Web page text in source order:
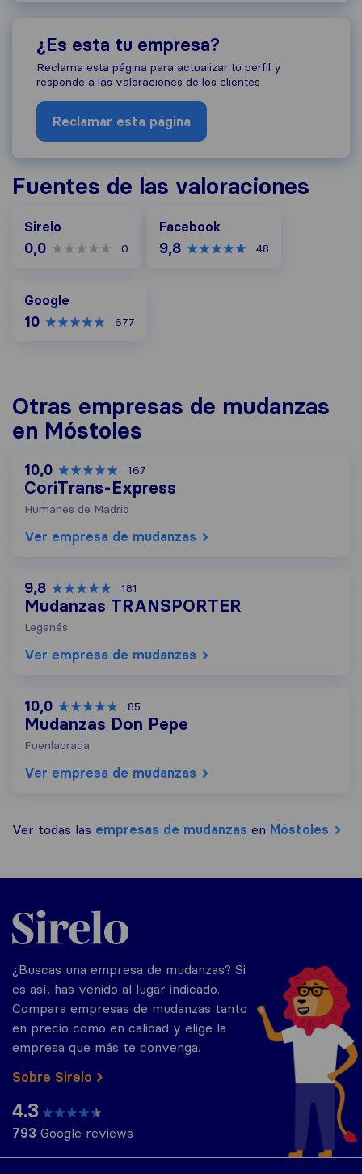
¿Es esta tu empresa?
Reclama esta página para actualizar tu perfil y
responde a las valoraciones de los clientes
Reclamar esta página
Fuentes de las valoraciones
Sirelo
0,0 0
Facebook
9,8 48
Google
10 677
Otras empresas de mudanzas
en Móstoles
10,0 167
CoriTrans-Express
Humanes de Madrid
Ver empresa de mudanzas
9,8 181
Mudanzas TRANSPORTER
Leganés
Ver empresa de mudanzas
10,0 85
Mudanzas Don Pepe
Fuenlabrada
Ver empresa de mudanzas
Ver todas las empresas de mudanzas en Móstoles
Sirelo.es
¿Buscas una empresa de mudanzas? Si
es así, has venido al lugar indicado.
Compara empresas de mudanzas tanto
en precio como en calidad y elige la
empresa que más te convenga.
Sobre Sirelo
4.3
793 Google reviews